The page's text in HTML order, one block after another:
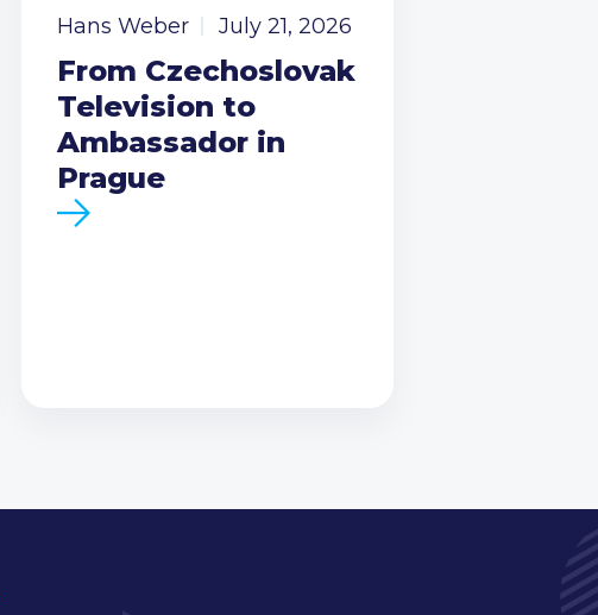
Hans Weber July 21, 2026
From Czechoslovak
Television to
Ambassador in
Prague